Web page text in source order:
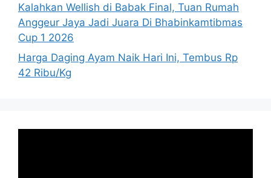
Kalahkan Wellish di Babak Final, Tuan Rumah
Anggeur Jaya Jadi Juara Di Bhabinkamtibmas
Cup 1 2026
Harga Daging Ayam Naik Hari Ini, Tembus Rp
42 Ribu/Kg